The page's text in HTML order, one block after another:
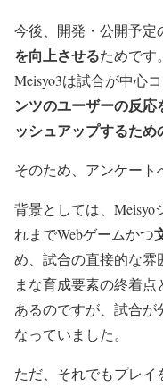
今後、開発・公開予定
を向上させるためです。
Meisyo3は試合が中心
ンツのユーザーの反応
ッシュアップするた
そのため、アンケート
背景としては、Meisyo
れまでWebゲームかつ
め、試合の直接的な
まな育成要素の終着
あるのですが、試合
なっていました。
ただ、それでもプレ